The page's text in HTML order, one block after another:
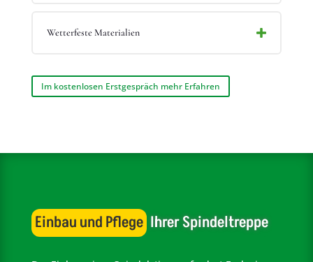
Wetterfeste Materialien
Im kostenlosen Erstgespräch mehr Erfahren
Einbau und Pflege Ihrer Spindeltreppe